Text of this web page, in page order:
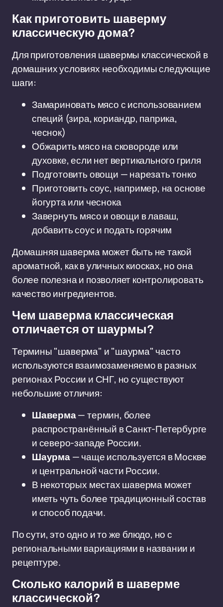
Как приготовить шаверму
классическую дома?
Для приготовления шавермы классической в
домашних условиях необходимы следующие
шаги:
Замариновать мясо с использованием
специй (зира, кориандр, паприка,
чеснок)
Обжарить мясо на сковороде или
духовке, если нет вертикального гриля
Подготовить овощи — нарезать тонко
Приготовить соус, например, на основе
йогурта или чеснока
Завернуть мясо и овощи в лаваш,
добавить соус и подать горячим
Домашняя шаверма может быть не такой
ароматной, как в уличных киосках, но она
более полезна и позволяет контролировать
качество ингредиентов.
Чем шаверма классическая
отличается от шаурмы?
Термины "шаверма" и "шаурма" часто
используются взаимозаменяемо в разных
регионах России и СНГ, но существуют
небольшие отличия:
Шаверма— термин, более
распространённый в Санкт-Петербурге
и северо-западе России.
Шаурма— чаще используется в Москве
и центральной части России.
В некоторых местах шаверма может
иметь чуть более традиционный состав
и способ подачи.
По сути, это одно и то же блюдо, но с
региональными вариациями в названии и
рецептуре.
Сколько калорий в шаверме
классической?